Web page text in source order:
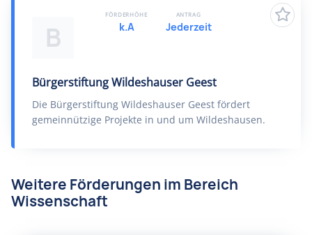
B
Bürgerstiftung Wildeshauser Geest
Die Bürgerstiftung Wildeshauser Geest fördert
gemeinnützige Projekte in und um Wildeshausen.
FÖRDERHÖHE
k.A
ANTRAG
Jederzeit
Weitere Förderungen im Bereich
Wissenschaft